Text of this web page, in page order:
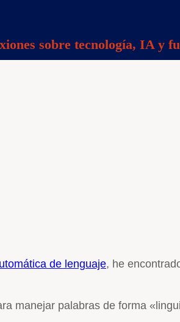
sobre tecnología, IA y
de lenguaje, he
manejar palabras de forma